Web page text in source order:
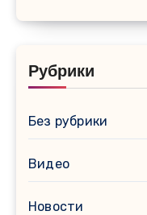
Рубрики
Без рубрики
Видео
Новости